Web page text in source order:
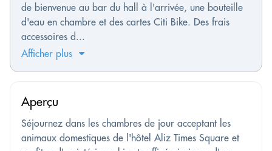
de bienvenue au bar du hall à l'arrivée, une bouteille
d'eau en chambre et des cartes Citi Bike. Des frais
accessoires d...
Afficher plus
Aperçu
Séjournez dans les chambres de jour acceptant les
animaux domestiques de l'hôtel Aliz Times Square et